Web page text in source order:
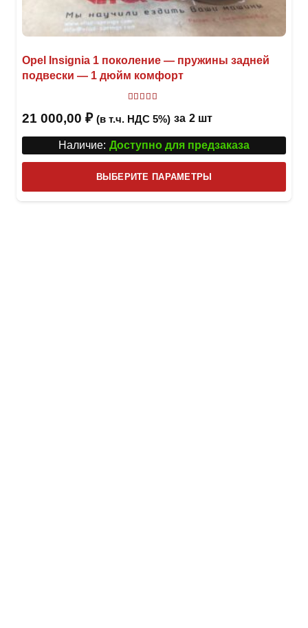
Opel Insignia 1 поколение — пружины задней
подвески — 1 дюйм комфорт
21 000,00 ₽ (в т.ч. НДС 5%) за 2 шт
Наличие: Доступно для предзаказа
ВЫБЕРИТЕ ПАРАМЕТРЫ
товар